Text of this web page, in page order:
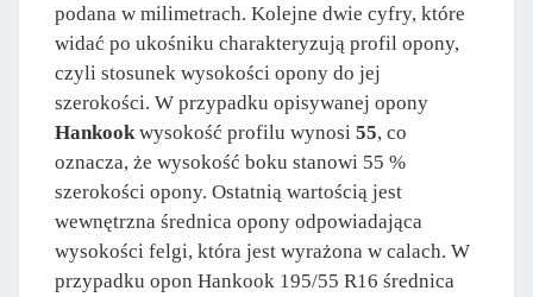
podana w milimetrach. Kolejne dwie cyfry, które
widać po ukośniku charakteryzują profil opony,
czyli stosunek wysokości opony do jej
szerokości. W przypadku opisywanej opony
Hankook wysokość profilu wynosi 55, co
oznacza, że wysokość boku stanowi 55 %
szerokości opony. Ostatnią wartością jest
wewnętrzna średnica opony odpowiadająca
wysokości felgi, która jest wyrażona w calach. W
przypadku opon Hankook 195/55 R16 średnica